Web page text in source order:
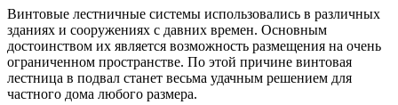
Винтовые лестничные системы использовались в различных
зданиях и сооружениях с давних времен. Основным
достоинством их является возможность размещения на очень
ограниченном пространстве. По этой причине винтовая
лестница в подвал станет весьма удачным решением для
частного дома любого размера.